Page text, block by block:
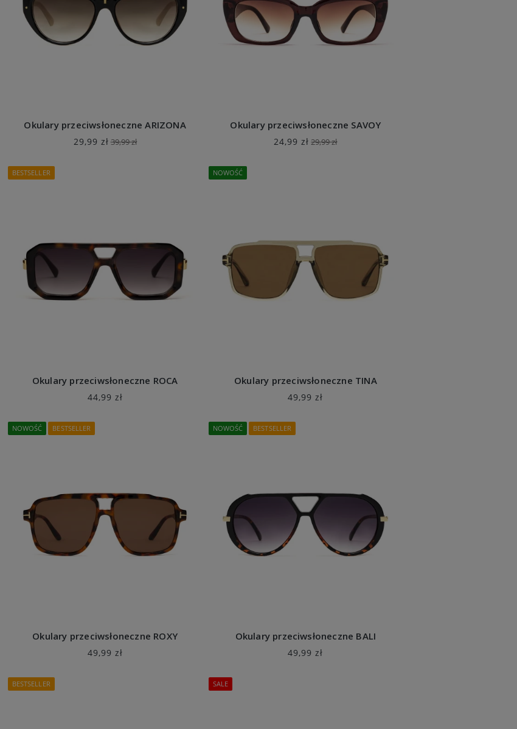
Okulary przeciwsłoneczne ARIZONA
29,99 zł 39,99 zł
Okulary przeciwsłoneczne SAVOY
24,99 zł 29,99 zł
Okulary przeciwsłoneczne ROCA
44,99 zł
BESTSELLER
Okulary przeciwsłoneczne TINA
49,99 zł
NOWOŚĆ
Okulary przeciwsłoneczne ROXY
49,99 zł
NOWOŚĆ BESTSELLER
Okulary przeciwsłoneczne BALI
49,99 zł
NOWOŚĆ BESTSELLER
BESTSELLER SALE